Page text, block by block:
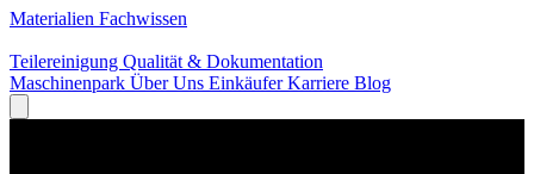
Materialien Fachwissen
Teilereinigung Qualität & Dokumentation
Maschinenpark Über Uns EinkäuferKarriere Blog